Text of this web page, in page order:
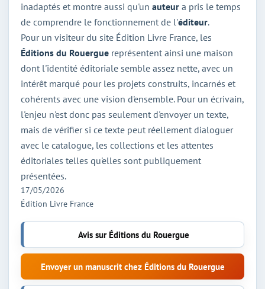
inadaptés et montre aussi qu'un auteur a pris le temps
de comprendre le fonctionnement de l'éditeur.
Pour un visiteur du site Édition Livre France, les
Éditions du Rouergue représentent ainsi une maison
dont l'identité éditoriale semble assez nette, avec un
intérêt marqué pour les projets construits, incarnés et
cohérents avec une vision d'ensemble. Pour un écrivain,
l'enjeu n'est donc pas seulement d'envoyer un texte,
mais de vérifier si ce texte peut réellement dialoguer
avec le catalogue, les collections et les attentes
éditoriales telles qu'elles sont publiquement
présentées.
17/05/2026
Édition Livre France
Avis sur Éditions du Rouergue
Envoyer un manuscrit chez Éditions du Rouergue